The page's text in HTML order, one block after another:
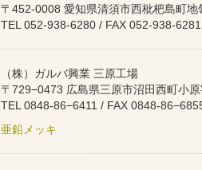
〒452-0008 愛知県清須市西枇杷島町地
TEL 052-938-6280 / FAX 052-938-6281
（株）ガルバ興業 三原工場
〒729−0473 広島県三原市沼田西町小
TEL 0848-86−6411 / FAX 0848-
亜鉛メッキ